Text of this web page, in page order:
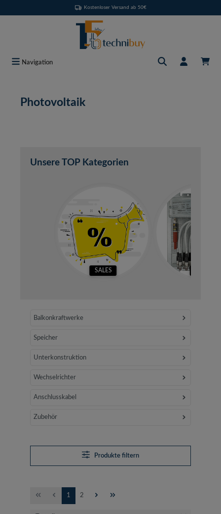
Kostenloser Versand ab 50€
Navigation
Photovoltaik
Unsere TOP Kategorien
SALES
Balkonkraftwerke
Speicher
Unterkonstruktion
Wechselrichter
Anschlusskabel
Zubehör
Produkte filtern
Seite
1 Seite
2